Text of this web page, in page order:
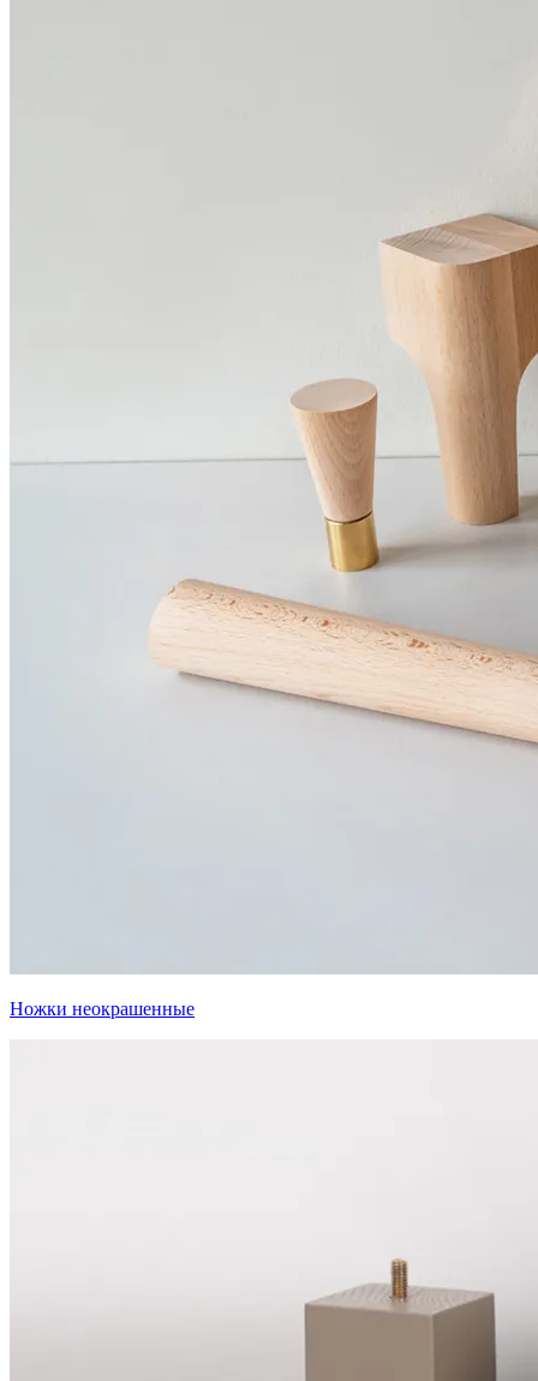
Ножки неокрашенные